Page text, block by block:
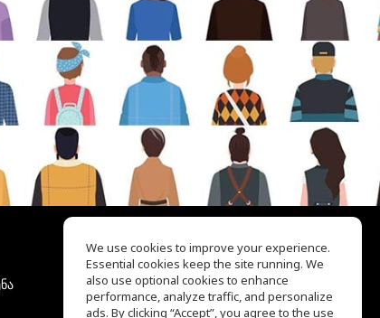
EQ Ear Training
Drum Machine
დახმარების ცენტრი
We use cookies to improve your experience.
Essential cookies keep the site running. We
also use optional cookies to enhance
performance, analyze traffic, and personalize
ads. By clicking “Accept”, you agree to the use